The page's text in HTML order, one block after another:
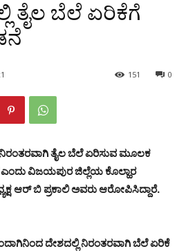
ತೈಲ ಬೆಲೆ ಏರಿಕೆಗೆ
0
151
ತೈಲ ಬೆಲೆ ಏರಿಸುವ ಮೂಲಕ
ಎಂದು ವಿಜಯಪುರ ಜಿಲ್ಲೆಯ ಕೊಲ್ಹಾರ
ಆರ್ ಬಿ ಪ್ರಕಾಲಿ ಅವರು ಆರೋಪಿಸಿದ್ದಾರೆ.
ದೇಶದಲ್ಲಿ ನಿರಂತರವಾಗಿ ಬೆಲೆ ಏರಿಕೆ